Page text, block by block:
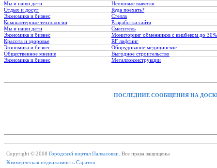
Мы и наши дети
Неоновые вывески
Отдых и досуг
Куда поехать?
Экономика и бизнес
Стелла
Компьютерные технологии
Разработка сайта
Мы и наши дети
Смеситель
Экономика и бизнес
Мониторинг обменников с кэшбеком до 30%
Красота и здоровье
RF лифтинг
Экономика и бизнес
Оборудование медицинское
Общественное мнение
Выгодное строительство
Экономика и бизнес
Металлоконструкции
ПОСЛЕДНИЕ СООБЩЕНИЯ НА
Copyright © 2008 Городской портал Палласовки. Все права защищены
Коммерческая недвижимость Саратов